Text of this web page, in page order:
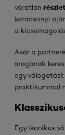
váratlan
karácsonyi
a
Akár a
magának
egy válogatást
praktikummal
Egy ikonikus